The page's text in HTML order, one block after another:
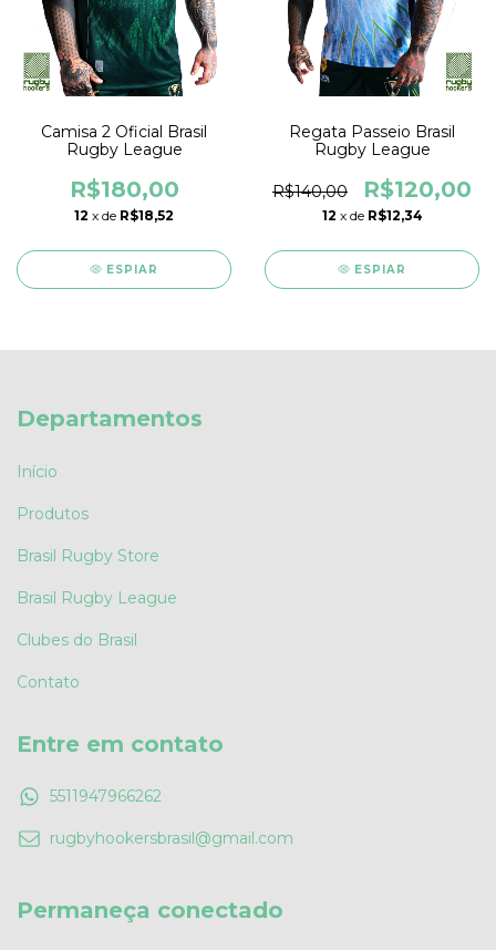
Camisa 2 Oficial Brasil
Rugby League
R$180,00
12 x de R$18,52
ESPIAR
Regata Passeio Brasil
Rugby League
R$140,00 R$120,00
12 x de R$12,34
ESPIAR
Departamentos
Início
Produtos
Brasil Rugby Store
Brasil Rugby League
Clubes do Brasil
Contato
Entre em contato
5511947966262
rugbyhookersbrasil@gmail.com
Permaneça conectado